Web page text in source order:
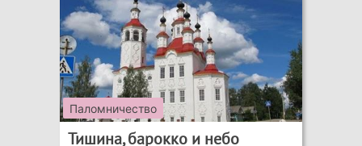
Паломничество
Тишина, барокко и небо